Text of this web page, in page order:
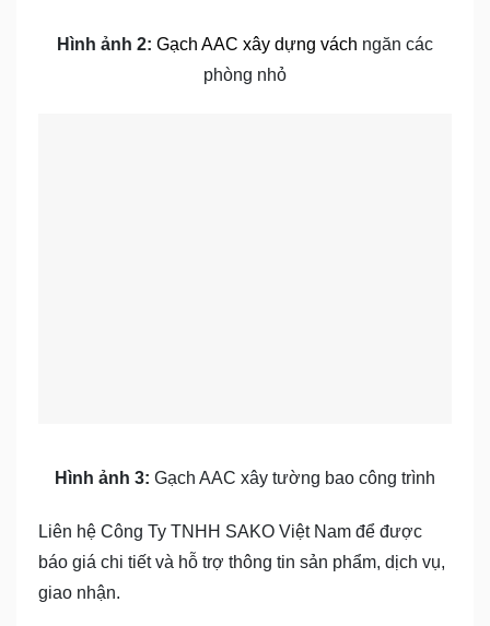
Hình ảnh 2: Gạch AAC xây dựng vách ngăn các
phòng nhỏ
Hình ảnh 3: Gạch AAC xây tường bao công trình
Liên hệ Công Ty TNHH SAKO Việt Nam để được
báo giá chi tiết và hỗ trợ thông tin sản phẩm, dịch vụ,
giao nhận.